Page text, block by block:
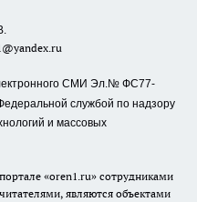
СМИ Эл.№ ФС77-
службой по надзору
и массовых
«oren1.ru» сотрудниками
являются объектами